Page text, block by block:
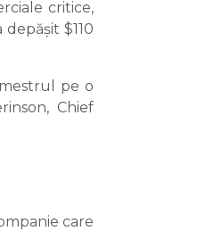
critice,
$110
pe o
Chief
care